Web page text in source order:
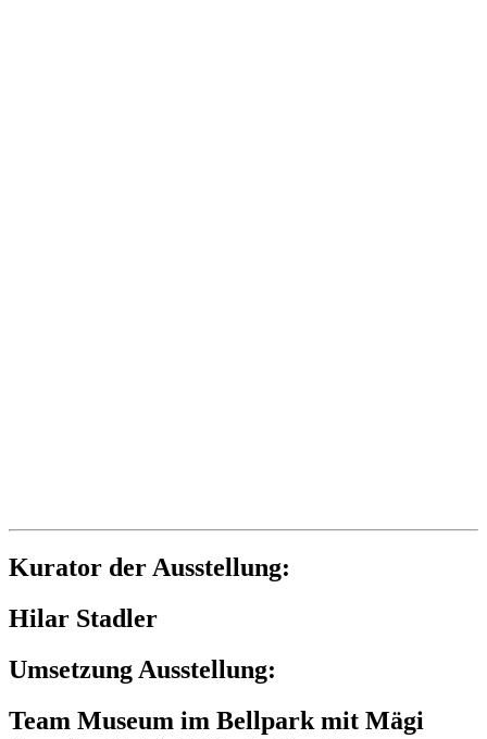
Kurator der Ausstellung:
Hilar Stadler
Umsetzung Ausstellung:
Team Museum im Bellpark mit Mägi